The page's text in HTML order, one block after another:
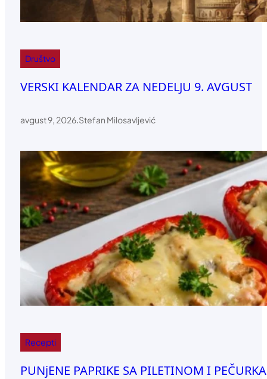
Društvo
VERSKI KALENDAR ZA NEDELJU 9. AVGUST
avgust 9, 2026.Stefan Milosavljević
Recepti
PUNjENE PAPRIKE SA PILETINOM I